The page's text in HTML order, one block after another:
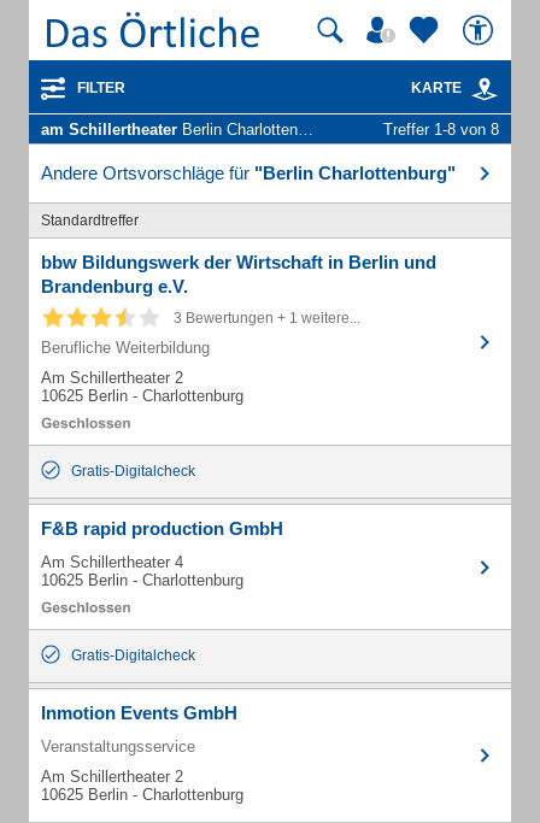
FILTER KARTE
am Schillertheater Berlin Charlottenburg - Unternehmen und Personen Treffer 1-8 von 8
Andere Ortsvorschläge für "Berlin Charlottenburg"
Standardtreffer
bbw Bildungswerk der Wirtschaft in Berlin und
Brandenburg e.V.
3 Bewertungen + 1 weitere...
Berufliche Weiterbildung
Am Schillertheater 2
10625 Berlin - Charlottenburg
Gratis-Digitalcheck
F&B rapid production GmbH
Am Schillertheater 4
10625 Berlin - Charlottenburg
Gratis-Digitalcheck
Inmotion Events GmbH
Veranstaltungsservice
Am Schillertheater 2
10625 Berlin - Charlottenburg